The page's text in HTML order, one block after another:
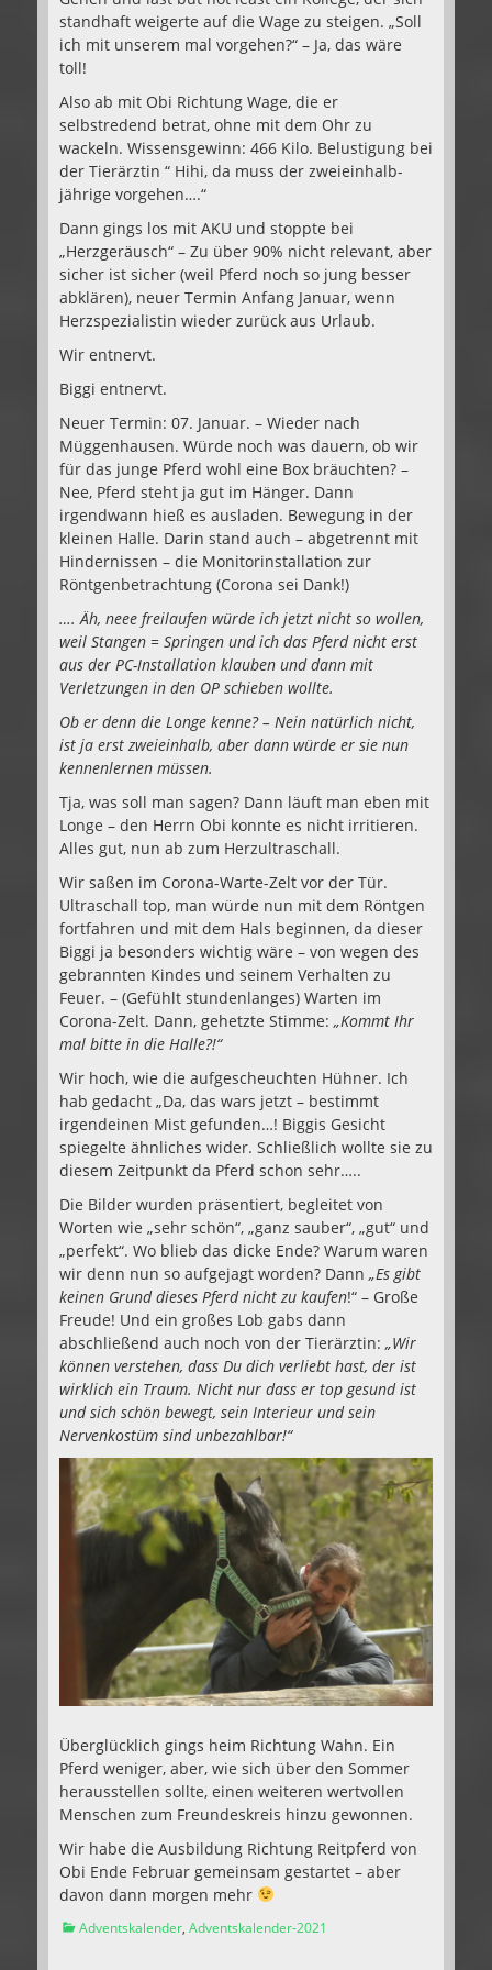
standhaft weigerte auf die Wage zu steigen. „Soll
ich mit unserem mal vorgehen?“ – Ja, das wäre
toll!
Also ab mit Obi Richtung Wage, die er
selbstredend betrat, ohne mit dem Ohr zu
wackeln. Wissensgewinn: 466 Kilo. Belustigung bei
der Tierärztin “ Hihi, da muss der zweieinhalb-
jährige vorgehen….“
Dann gings los mit AKU und stoppte bei
„Herzgeräusch“ – Zu über 90% nicht relevant, aber
sicher ist sicher (weil Pferd noch so jung besser
abklären), neuer Termin Anfang Januar, wenn
Herzspezialistin wieder zurück aus Urlaub.
Wir entnervt.
Biggi entnervt.
Neuer Termin: 07. Januar. – Wieder nach
Müggenhausen. Würde noch was dauern, ob wir
für das junge Pferd wohl eine Box bräuchten? –
Nee, Pferd steht ja gut im Hänger. Dann
irgendwann hieß es ausladen. Bewegung in der
kleinen Halle. Darin stand auch – abgetrennt mit
Hindernissen – die Monitorinstallation zur
Röntgenbetrachtung (Corona sei Dank!)
…. Äh, neee freilaufen würde ich jetzt nicht so wollen,
weil Stangen = Springen und ich das Pferd nicht erst
aus der PC-Installation klauben und dann mit
Verletzungen in den OP schieben wollte.
Ob er denn die Longe kenne? – Nein natürlich nicht,
ist ja erst zweieinhalb, aber dann würde er sie nun
kennenlernen müssen.
Tja, was soll man sagen? Dann läuft man eben mit
Longe – den Herrn Obi konnte es nicht irritieren.
Alles gut, nun ab zum Herzultraschall.
Wir saßen im Corona-Warte-Zelt vor der Tür.
Ultraschall top, man würde nun mit dem Röntgen
fortfahren und mit dem Hals beginnen, da dieser
Biggi ja besonders wichtig wäre – von wegen des
gebrannten Kindes und seinem Verhalten zu
Feuer. – (Gefühlt stundenlanges) Warten im
Corona-Zelt. Dann, gehetzte Stimme: „Kommt Ihr
mal bitte in die Halle?!“
Wir hoch, wie die aufgescheuchten Hühner. Ich
hab gedacht „Da, das wars jetzt – bestimmt
irgendeinen Mist gefunden…! Biggis Gesicht
spiegelte ähnliches wider. Schließlich wollte sie zu
diesem Zeitpunkt da Pferd schon sehr…..
Die Bilder wurden präsentiert, begleitet von
Worten wie „sehr schön“, „ganz sauber“, „gut“ und
„perfekt“. Wo blieb das dicke Ende? Warum waren
wir denn nun so aufgejagt worden? Dann „Es gibt
keinen Grund dieses Pferd nicht zu kaufen!“ – Große
Freude! Und ein großes Lob gabs dann
abschließend auch noch von der Tierärztin: „Wir
können verstehen, dass Du dich verliebt hast, der ist
wirklich ein Traum. Nicht nur dass er top gesund ist
und sich schön bewegt, sein Interieur und sein
Nervenkostüm sind unbezahlbar!“
Überglücklich gings heim Richtung Wahn. Ein
Pferd weniger, aber, wie sich über den Sommer
herausstellen sollte, einen weiteren wertvollen
Menschen zum Freundeskreis hinzu gewonnen.
Wir habe die Ausbildung Richtung Reitpferd von
Obi Ende Februar gemeinsam gestartet – aber
davon dann morgen mehr
Kategorien
Adventskalender, Adventskalender-2021